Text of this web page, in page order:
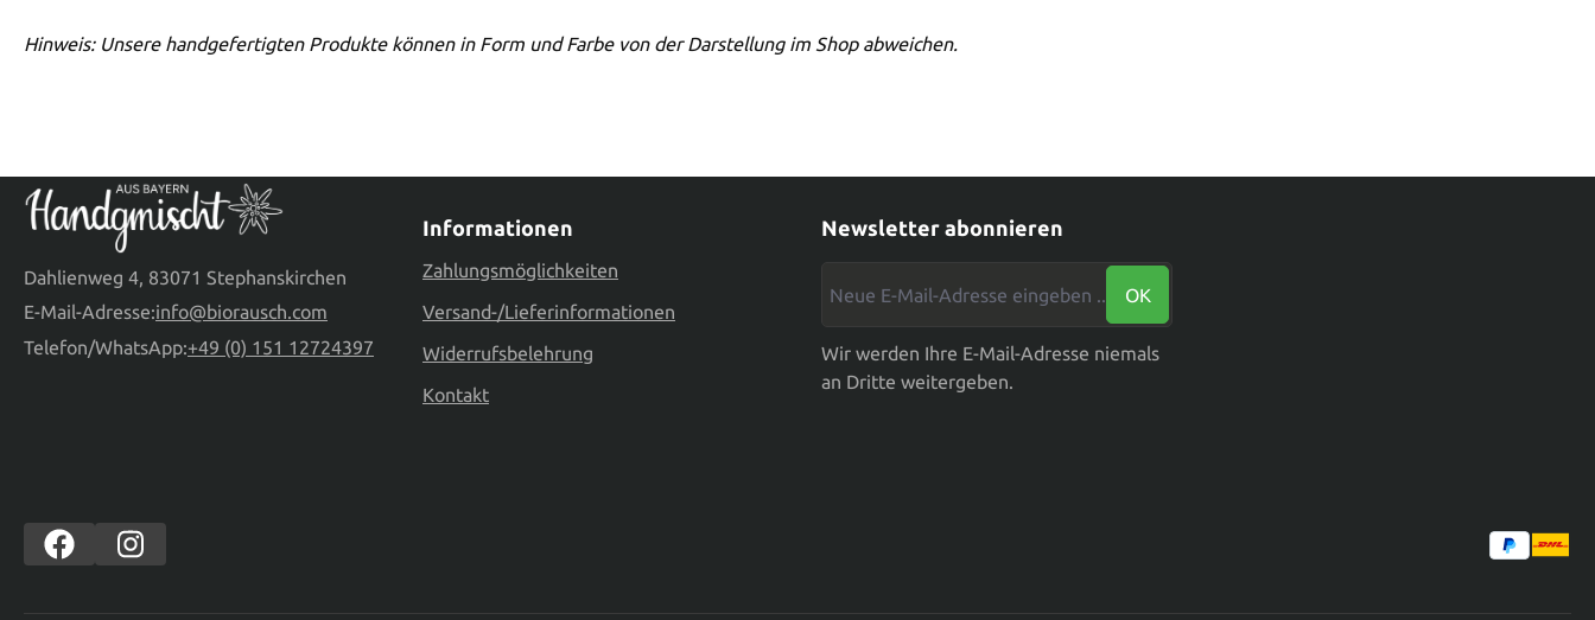
Hinweis: Unsere handgefertigten Produkte können in Form und Farbe von der Darstellung im Shop abweichen.
Dahlienweg 4, 83071 Stephanskirchen
E-Mail-Adresse:info@biorausch.com
Telefon/WhatsApp:+49 (0) 151 12724397
Informationen
Zahlungsmöglichkeiten
Versand-/Lieferinformationen
Widerrufsbelehrung
Kontakt
Newsletter abonnieren
Neue E-Mail-Adresse eingeben ...*
OK
Wir werden Ihre E-Mail-Adresse niemals
an Dritte weitergeben.